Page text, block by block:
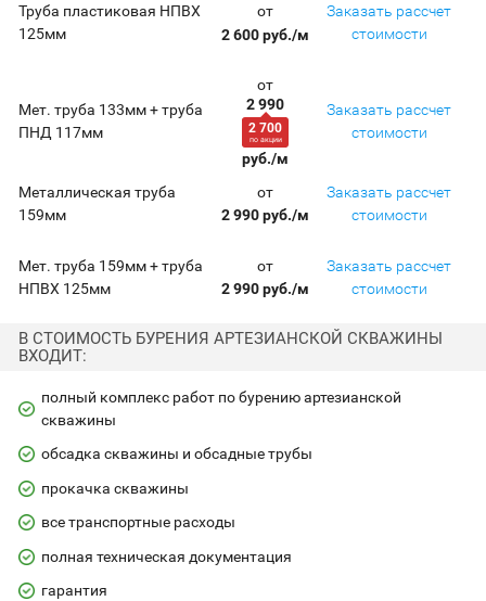
Труба пластиковая НПВХ
125мм
от
2 600 руб./м
Заказать рассчет
стоимости
Мет. труба 133мм + труба
ПНД 117мм
от
2 990
2 700
по акции
руб./м
Заказать рассчет
стоимости
Металлическая труба
159мм
от
2 990 руб./м
Заказать рассчет
стоимости
Мет. труба 159мм + труба
НПВХ 125мм
от
2 990 руб./м
Заказать рассчет
стоимости
В СТОИМОСТЬ БУРЕНИЯ АРТЕЗИАНСКОЙ СКВАЖИНЫ
ВХОДИТ:
полный комплекс работ по бурению артезианской
скважины
обсадка скважины и обсадные трубы
прокачка скважины
все транспортные расходы
полная техническая документация
гарантия